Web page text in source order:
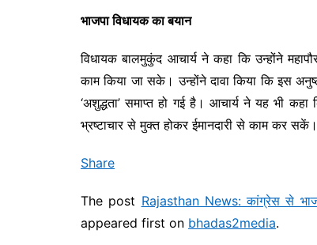
भाजपा विधायक का बयान
विधायक बालमुकुंद आचार्य ने कहा कि उन्होंने
काम किया जा सके। उन्होंने दावा किया कि इस
‘अशुद्धता’ समाप्त हो गई है। आचार्य ने यह भी
भ्रष्टाचार से मुक्त होकर ईमानदारी से काम कर सकें।
Share
The post Rajasthan News: कांग्रेस से
appeared first on bhadas2media.